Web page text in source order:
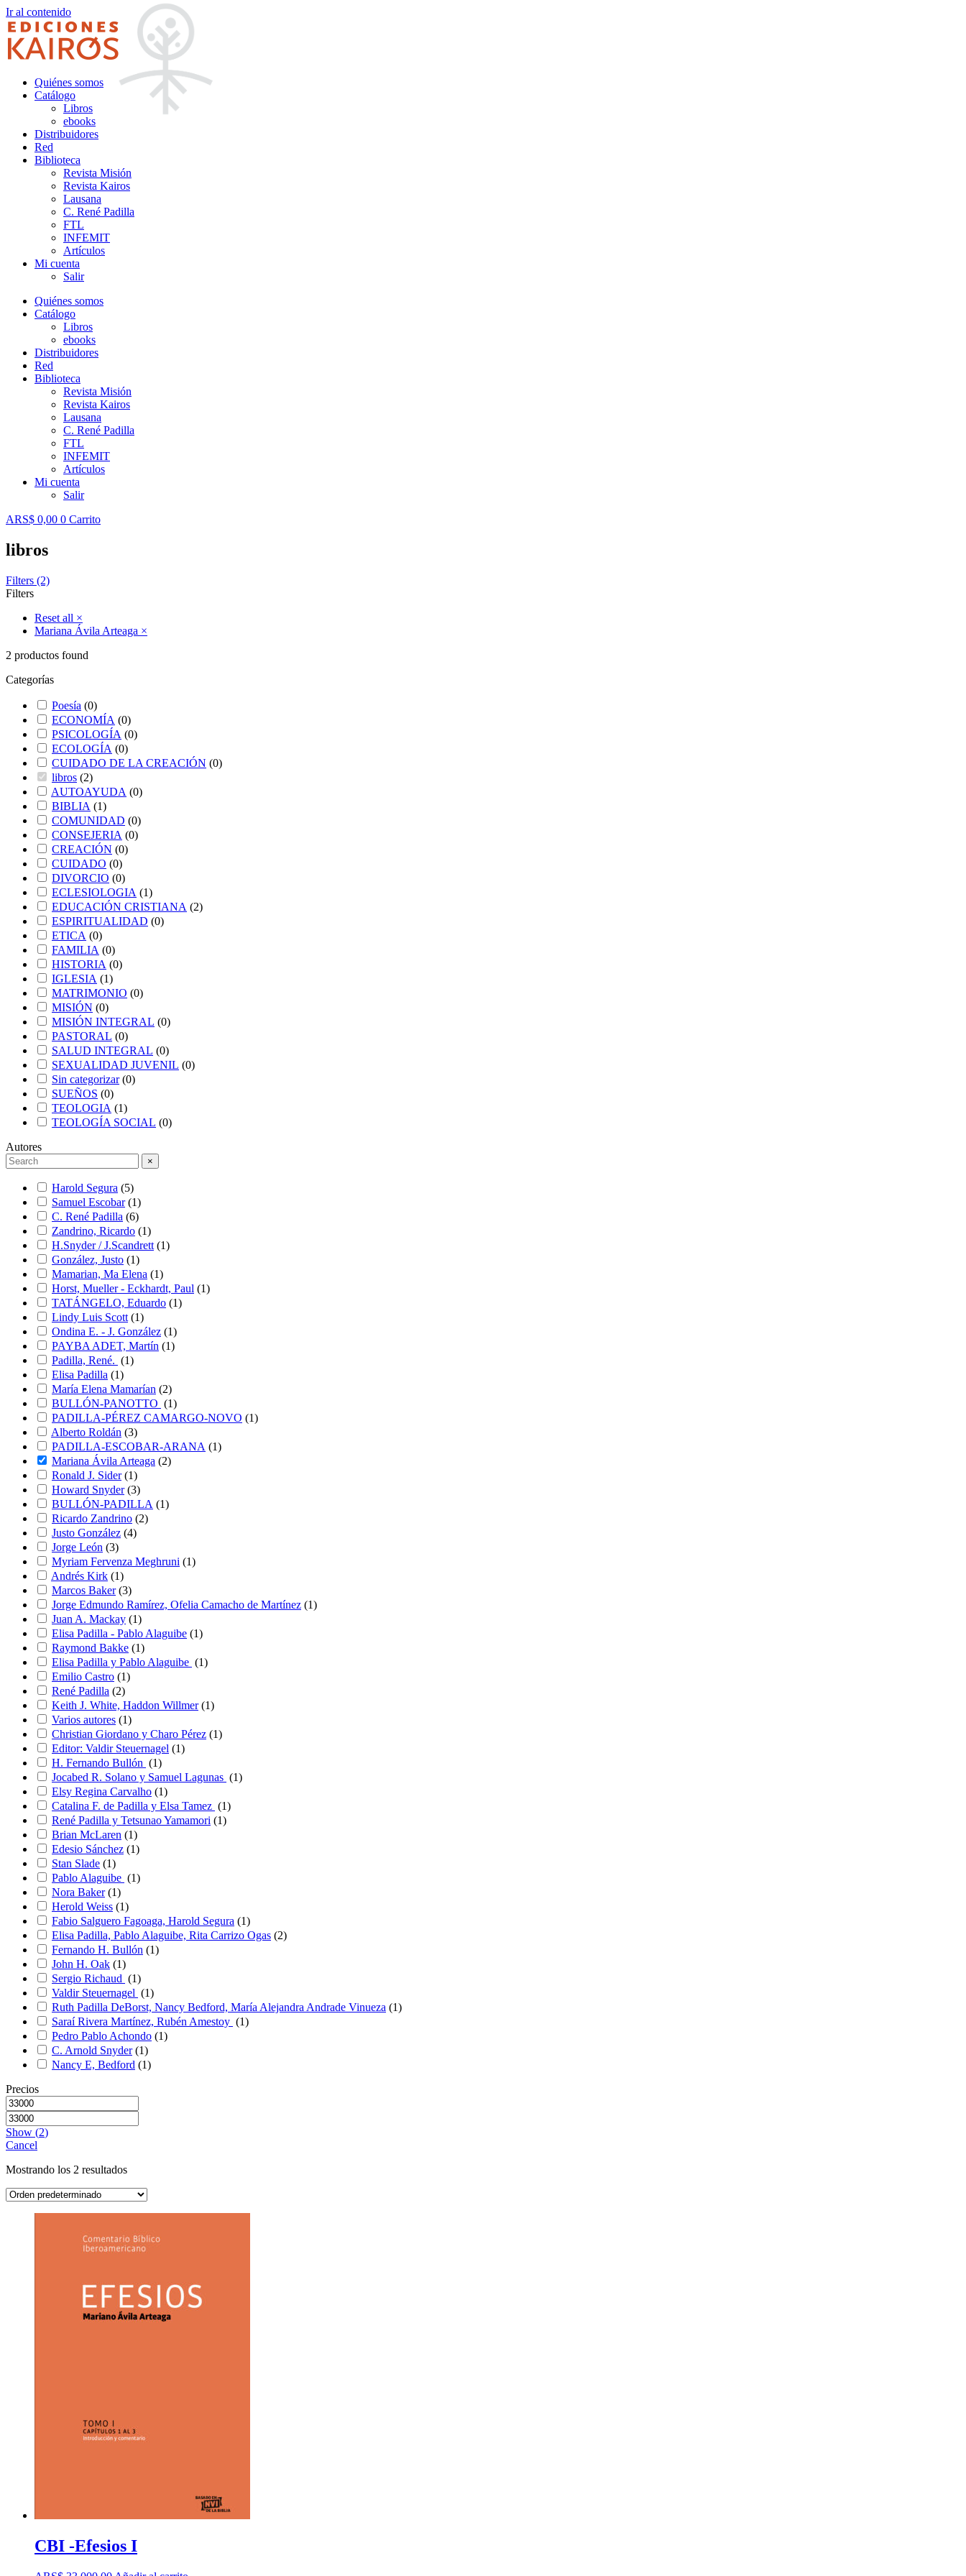
Ir al contenido
Quiénes somos
Catálogo
Libros
ebooks
Distribuidores
Red
Biblioteca
Revista Misión
Revista Kairos
Lausana
C. René Padilla
FTL
INFEMIT
Artículos
Mi cuenta
Salir
Quiénes somos
Catálogo
Libros
ebooks
Distribuidores
Red
Biblioteca
Revista Misión
Revista Kairos
Lausana
C. René Padilla
FTL
INFEMIT
Artículos
Mi cuenta
Salir
ARS$ 0,00 0 Carrito
libros
Filters (2)
Filters
Reset all ×
Mariana Ávila Arteaga ×
2 productos found
Categorías
Poesía (0)
ECONOMÍA (0)
PSICOLOGÍA (0)
ECOLOGÍA (0)
CUIDADO DE LA CREACIÓN (0)
libros (2)
AUTOAYUDA (0)
BIBLIA (1)
COMUNIDAD (0)
CONSEJERIA (0)
CREACIÓN (0)
CUIDADO (0)
DIVORCIO (0)
ECLESIOLOGIA (1)
EDUCACIÓN CRISTIANA (2)
ESPIRITUALIDAD (0)
ETICA (0)
FAMILIA (0)
HISTORIA (0)
IGLESIA (1)
MATRIMONIO (0)
MISIÓN (0)
MISIÓN INTEGRAL (0)
PASTORAL (0)
SALUD INTEGRAL (0)
SEXUALIDAD JUVENIL (0)
Sin categorizar (0)
SUEÑOS (0)
TEOLOGIA (1)
TEOLOGÍA SOCIAL (0)
Autores
×
Harold Segura (5)
Samuel Escobar (1)
C. René Padilla (6)
Zandrino, Ricardo (1)
H.Snyder / J.Scandrett (1)
González, Justo (1)
Mamarian, Ma Elena (1)
Horst, Mueller - Eckhardt, Paul (1)
TATÁNGELO, Eduardo (1)
Lindy Luis Scott (1)
Ondina E. - J. González (1)
PAYBA ADET, Martín (1)
Padilla, René. (1)
Elisa Padilla (1)
María Elena Mamarían (2)
BULLÓN-PANOTTO (1)
PADILLA-PÉREZ CAMARGO-NOVO (1)
Alberto Roldán (3)
PADILLA-ESCOBAR-ARANA (1)
Mariana Ávila Arteaga (2)
Ronald J. Sider (1)
Howard Snyder (3)
BULLÓN-PADILLA (1)
Ricardo Zandrino (2)
Justo González (4)
Jorge León (3)
Myriam Fervenza Meghruni (1)
Andrés Kirk (1)
Marcos Baker (3)
Jorge Edmundo Ramírez, Ofelia Camacho de Martínez (1)
Juan A. Mackay (1)
Elisa Padilla - Pablo Alaguibe (1)
Raymond Bakke (1)
Elisa Padilla y Pablo Alaguibe (1)
Emilio Castro (1)
René Padilla (2)
Keith J. White, Haddon Willmer (1)
Varios autores (1)
Christian Giordano y Charo Pérez (1)
Editor: Valdir Steuernagel (1)
H. Fernando Bullón (1)
Jocabed R. Solano y Samuel Lagunas (1)
Elsy Regina Carvalho (1)
Catalina F. de Padilla y Elsa Tamez (1)
René Padilla y Tetsunao Yamamori (1)
Brian McLaren (1)
Edesio Sánchez (1)
Stan Slade (1)
Pablo Alaguibe (1)
Nora Baker (1)
Herold Weiss (1)
Fabio Salguero Fagoaga, Harold Segura (1)
Elisa Padilla, Pablo Alaguibe, Rita Carrizo Ogas (2)
Fernando H. Bullón (1)
John H. Oak (1)
Sergio Richaud (1)
Valdir Steuernagel (1)
Ruth Padilla DeBorst, Nancy Bedford, María Alejandra Andrade Vinueza (1)
Saraí Rivera Martínez, Rubén Amestoy (1)
Pedro Pablo Achondo (1)
C. Arnold Snyder (1)
Nancy E, Bedford (1)
Precios
Show (2)
Cancel
Mostrando los 2 resultados
CBI -Efesios I